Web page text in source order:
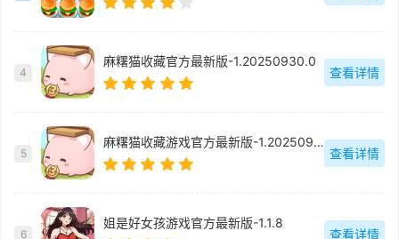
4
麻糬猫收藏官方最新版-1.20250930.0
查看详情
5
麻糬猫收藏游戏官方最新版-1.20250930.0
查看详情
6
姐是好女孩游戏官方最新版-1.1.8
查看详情